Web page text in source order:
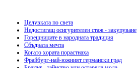
Целувката по света
Недостигащ осигурителен стаж - закупуване
Горещниците в народната традиция
Сбъдната мечта
Когато хората порастнаха
Фрайбург-най-южният германски град